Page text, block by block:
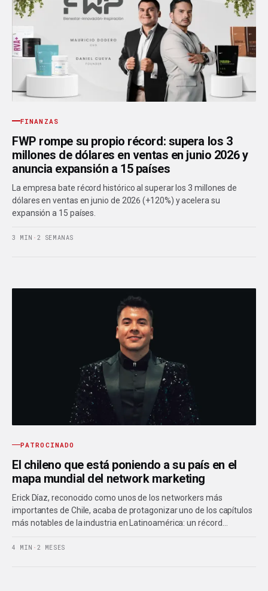
FINANZAS
FWP rompe su propio récord: supera los 3
millones de dólares en ventas en junio 2026 y
anuncia expansión a 15 países
La empresa bate récord histórico al superar los 3 millones de
dólares en ventas en junio de 2026 (+120%) y acelera su
expansión a 15 países.
3 MIN · 2 SEMANAS
PATROCINADO
El chileno que está poniendo a su país en el
mapa mundial del network marketing
Erick Díaz, reconocido como unos de los networkers más
importantes de Chile, acaba de protagonizar uno de los capítulos
más notables de la industria en Latinoamérica: un récord…
4 MIN · 2 MESES